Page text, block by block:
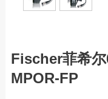
Fischer菲希
MPOR-FP